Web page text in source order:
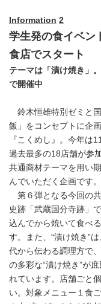
Information 2
学生発の食イベン
食店でスタート
テーマは「漬け焼き」
で開催中
鈴木恒雄特別ゼミと
飯」をコンセプトに企
『こくめし』。今年は
過去最多の18店舗が参
共通商材テーマを用い
んでいただく企画です。
第６弾となる今回の共
史跡「武蔵国分寺跡」
込んでから焼いて食べ
す。また、“漬け焼き”
代から伝わる調理方で
の多彩な“漬け焼き”が
れています。店舗ごと
い。対象メニュー１食